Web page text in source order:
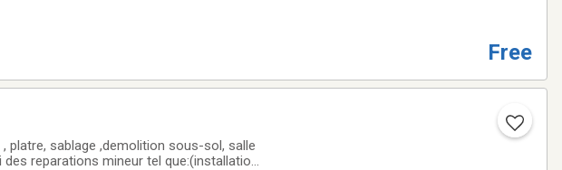
Free
platre, sablage ,demolition sous-sol, salle
reparations mineur tel que:(installation